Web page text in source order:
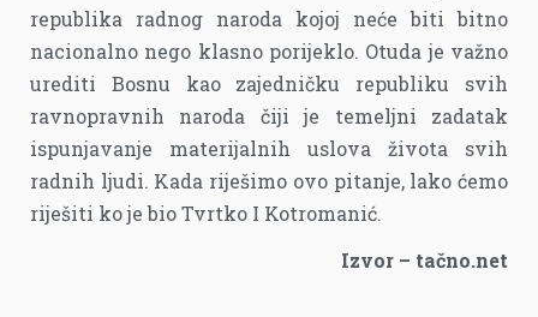
republika radnog naroda kojoj neće biti bitno
nacionalno nego klasno porijeklo. Otuda je važno
urediti Bosnu kao zajedničku republiku svih
ravnopravnih naroda čiji je temeljni zadatak
ispunjavanje materijalnih uslova života svih
radnih ljudi. Kada riješimo ovo pitanje, lako ćemo
riješiti ko je bio Tvrtko I Kotromanić.
Izvor – tačno.net